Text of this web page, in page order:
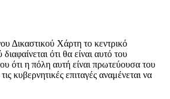
Δικαστικού Χάρτη το κεντρικό
ότι θα είναι αυτό του
ότι η πόλη αυτή είναι πρωτεύουσα του
κυβερνητικές επιταγές αναμένεται να